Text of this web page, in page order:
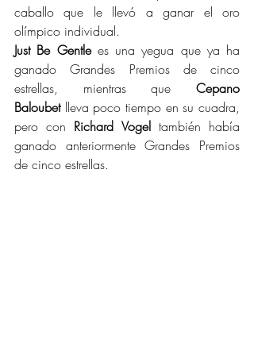
caballo que le llevó a ganar el oro
olímpico individual.
Just Be Gentle es una yegua que ya ha
ganado Grandes Premios de cinco
estrellas, mientras que Cepano
Baloubet lleva poco tiempo en su cuadra,
pero con Richard Vogel también había
ganado anteriormente Grandes Premios
de cinco estrellas.